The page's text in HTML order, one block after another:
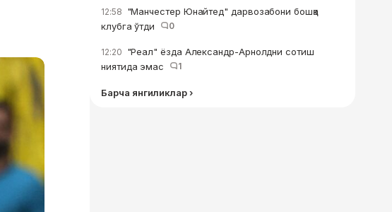
12:58 "Манчестер Юнайтед" дарвозабони бошқа
клубга ўтди
0
12:20 "Реал" ёзда Александр-Арнолдни сотиш
ниятида эмас
1
Барча янгиликлар ›